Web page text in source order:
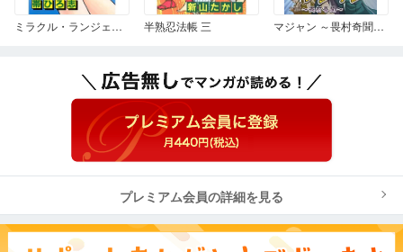
ミラクル・ランジェリー 2 半熟忍法帳 三 マジャン ～畏村奇聞～ 10
プレミアム会員の詳細を見る